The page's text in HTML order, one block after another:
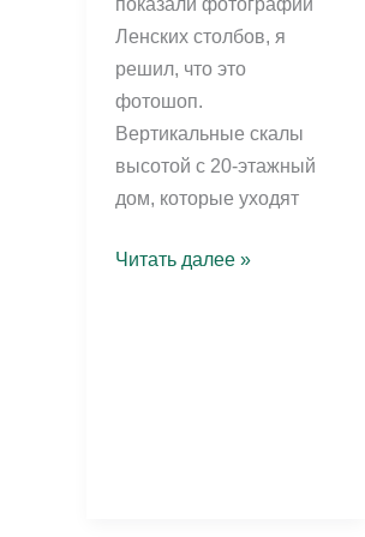
Ленских столбов, я
решил, что это
фотошоп.
Вертикальные скалы
высотой с 20-этажный
дом, которые уходят
Ленские
Читать далее »